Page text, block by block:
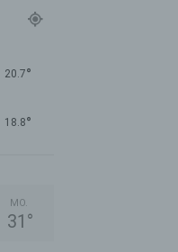
20.7°
18.8°
MO.
31 °